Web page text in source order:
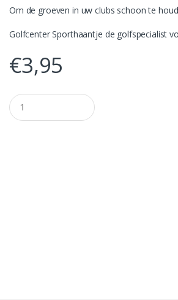
Om de groeven in uw clubs schoon te
Golfcenter Sporthaantje de golfspecialist
€3,95
A
a